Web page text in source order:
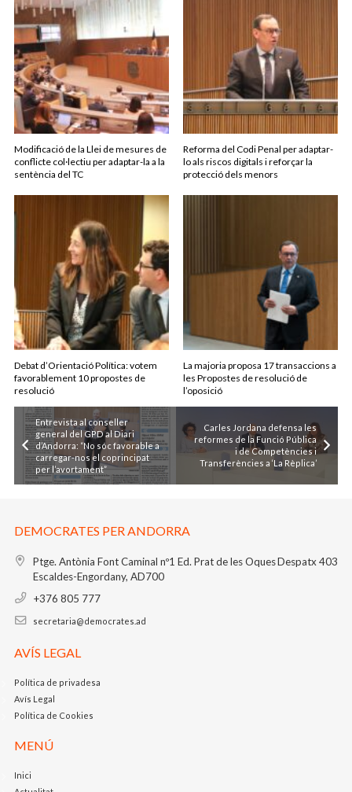
Modificació de la Llei de mesures de
conflicte col·lectiu per adaptar-la a la
sentència del TC
Reforma del Codi Penal per adaptar-
lo als riscos digitals i reforçar la
protecció dels menors
Debat d’Orientació Política: votem
favorablement 10 propostes de
resolució
La majoria proposa 17 transaccions a
les Propostes de resolució de
l’oposició
Entrevista al conseller
general del GPD al Diari
d’Andorra: “No sóc favorable a
carregar-nos el coprincipat
per l’avortament”
Carles Jordana defensa les
reformes de la Funció Pública
i de Competències i
Transferències a ‘La Rèplica’
DEMOCRATES PER ANDORRA
Ptge. Antònia Font Caminal nº1 Ed. Prat de les OquesDespatx 403
Escaldes-Engordany, AD700
+376 805 777
secretaria@democrates.ad
AVÍS LEGAL
Política de privadesa
Avís Legal
Política de Cookies
MENÚ
Inici